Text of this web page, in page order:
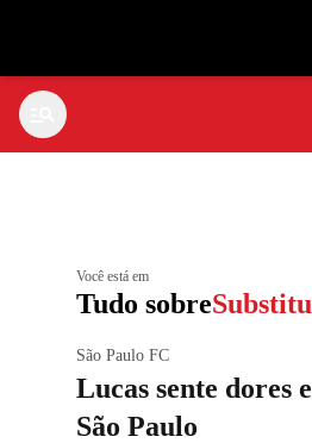
Você está em
Tudo sobre
São Paulo FC
Lucas sente dores
São Paulo